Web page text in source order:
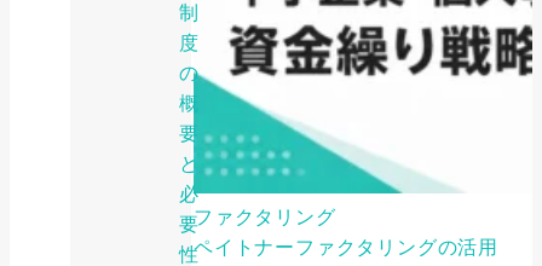
制
度
の
概
要
と
必
要
性
ファクタリング
ペイトナーファクタリングの活用